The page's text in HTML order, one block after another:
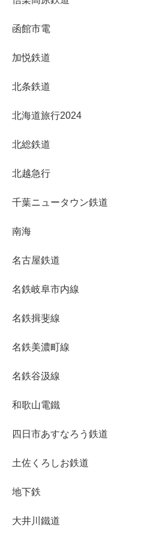
函館市電
加悦鉄道
北条鉄道
北海道旅行2024
北総鉄道
北越急行
千葉ニュータウン鉄道
南海
名古屋鉄道
名鉄岐阜市内線
名鉄揖斐線
名鉄美濃町線
名鉄谷汲線
和歌山電鐵
四日市あすなろう鉄道
土佐くろしお鉄道
地下鉄
大井川鐵道